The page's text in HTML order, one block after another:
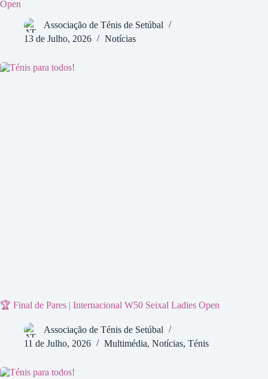
Open
Associação de Ténis de Setúbal
13 de Julho, 2026
Notícias
🏆 Final de Pares | Internacional W50 Seixal Ladies Open
Associação de Ténis de Setúbal
11 de Julho, 2026
Multimédia, Notícias, Ténis